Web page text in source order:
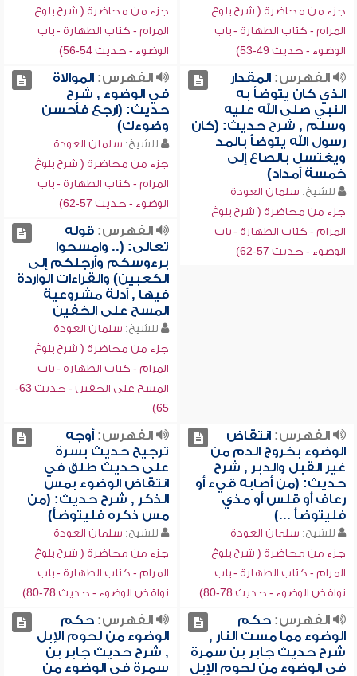
جزء من محاضرة ( شرح بلوغ
المرام - كتاب الطهارة - باب
الوضوء - حديث 49-53)
جزء من محاضرة ( شرح بلوغ
المرام - كتاب الطهارة - باب
الوضوء - حديث 54-56)
الفهرس:المقدار
الذي كان يتوضأ به
النبي صلى الله عليه
وسلم , شرح حديث: (كان
رسول الله يتوضأ بالمد
ويغتسل بالصاع إلى
خمسة أمداد)
للشيخ: سلمان العودة
جزء من محاضرة ( شرح بلوغ
المرام - كتاب الطهارة - باب
الوضوء - حديث 57-62)
الفهرس:الموالاة
في الوضوء , شرح
حديث: (ارجع فأحسن
وضوءك)
للشيخ: سلمان العودة
جزء من محاضرة ( شرح بلوغ
المرام - كتاب الطهارة - باب
الوضوء - حديث 57-62)
الفهرس:قوله
تعالى: (.. وامسحوا
برءوسكم وأرجلكم إلى
الكعبين) والقراءات الواردة
فيها , أدلة مشروعية
المسح على الخفين
للشيخ: سلمان العودة
جزء من محاضرة ( شرح بلوغ
المرام - كتاب الطهارة - باب
المسح على الخفين - حديث 63-
65)
الفهرس:انتقاض
الوضوء بخروج الدم من
غير القبل والدبر , شرح
حديث: (من أصابه قيء أو
رعاف أو قلس أو مذي
فليتوضأ ...)
للشيخ: سلمان العودة
جزء من محاضرة ( شرح بلوغ
المرام - كتاب الطهارة - باب
نواقض الوضوء - حديث 78-80)
الفهرس:أوجه
ترجيح حديث بسرة
على حديث طلق في
انتقاض الوضوء بمس
الذكر , شرح حديث: (من
مس ذكره فليتوضأ)
للشيخ: سلمان العودة
جزء من محاضرة ( شرح بلوغ
المرام - كتاب الطهارة - باب
نواقض الوضوء - حديث 78-80)
الفهرس:حكم
الوضوء مما مست النار ,
شرح حديث جابر بن سمرة
في الوضوء من لحوم الإبل
الفهرس:حكم
الوضوء من لحوم الإبل
, شرح حديث جابر بن
سمرة في الوضوء من